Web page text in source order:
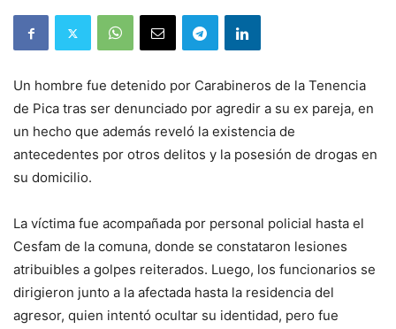
Un hombre fue detenido por Carabineros de la Tenencia
de Pica tras ser denunciado por agredir a su ex pareja, en
un hecho que además reveló la existencia de
antecedentes por otros delitos y la posesión de drogas en
su domicilio.
La víctima fue acompañada por personal policial hasta el
Cesfam de la comuna, donde se constataron lesiones
atribuibles a golpes reiterados. Luego, los funcionarios se
dirigieron junto a la afectada hasta la residencia del
agresor, quien intentó ocultar su identidad, pero fue